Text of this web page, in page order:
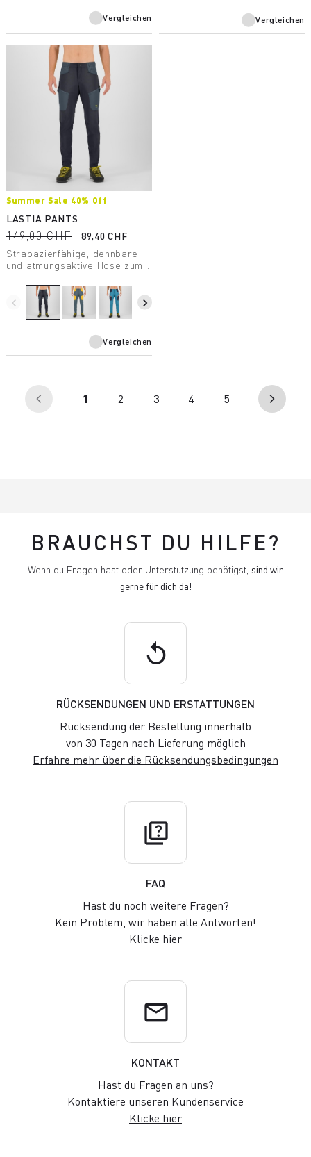
Vergleichen Vergleichen
Summer Sale 40% Off
LASTIA PANTS
149,00 CHF
89,40 CHF
Strapazierfähige, dehnbare
und atmungsaktive Hose zum
Behandlung weist Feuchtigkeit
und Schmutz von der
Materialoberfläche ab.
navigate_before navigate_next
Vergleichen
arrow_back_ios 1 (aktuell)
2 3 4 5 arrow_forward_ios
BRAUCHST DU HILFE?
Wenn du Fragen hast oder Unterstützung benötigst, sind wir
gerne für dich da!
replay
RÜCKSENDUNGEN UND ERSTATTUNGEN
Rücksendung der Bestellung innerhalb
von 30 Tagen nach Lieferung möglich
Erfahre mehr über die Rücksendungsbedingungen
quiz
FAQ
Hast du noch weitere Fragen?
Kein Problem, wir haben alle Antworten!
Klicke hier
email
KONTAKT
Hast du Fragen an uns?
Kontaktiere unseren Kundenservice
Klicke hier